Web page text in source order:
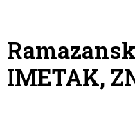
IMETAK,